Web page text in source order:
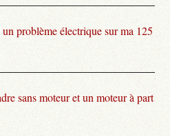
problème électrique sur ma 125
sans moteur et un moteur à part